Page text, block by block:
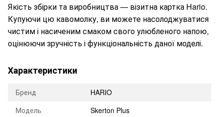
Якість збірки та виробництва — візитна картка Hario.
Купуючи цю кавомолку, ви можете насолоджуватися
чистим і насиченим смаком свого улюбленого напою,
оцінюючи зручність і функціональність даної моделі.
Характеристики
Бренд
HARIO
Модель
Skerton Plus